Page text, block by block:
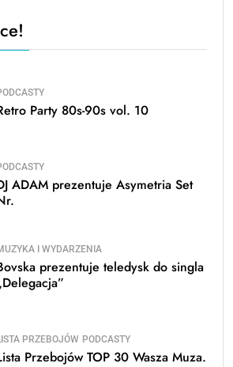
Party 80s-90s vol. 10
ADAM prezentuje Asymetria Set
I WYDARZENIA
prezentuje teledysk do singla
PRZEBOJÓW PODCASTY
Przebojów TOP 30 Wasza Muza.